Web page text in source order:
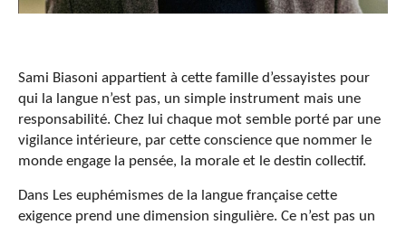
Sami Biasoni appartient à cette famille d’essayistes pour
qui la langue n’est pas, un simple instrument mais une
responsabilité. Chez lui chaque mot semble porté par une
vigilance intérieure, par cette conscience que nommer le
monde engage la pensée, la morale et le destin collectif.
Dans Les euphémismes de la langue française cette
exigence prend une dimension singulière. Ce n’est pas un